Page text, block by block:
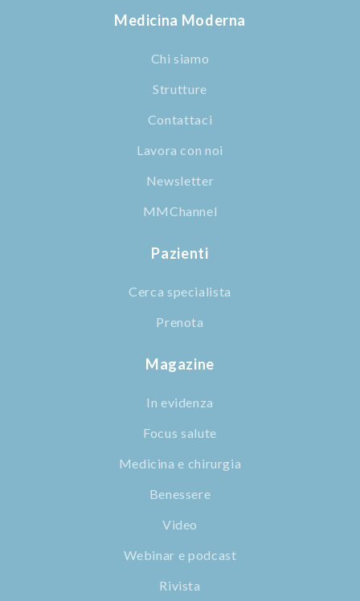
Medicina Moderna
Chi siamo
Strutture
Contattaci
Lavora con noi
Newsletter
MMChannel
Pazienti
Cerca specialista
Prenota
Magazine
In evidenza
Focus salute
Medicina e chirurgia
Benessere
Video
Webinar e podcast
Rivista